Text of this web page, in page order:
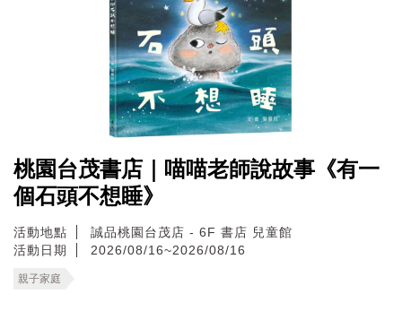
桃園台茂書店｜喵喵老師說故事《有一
個石頭不想睡》
活動地點
誠品桃園台茂店 - 6F 書店 兒童館
活動日期
2026/08/16~2026/08/16
親子家庭